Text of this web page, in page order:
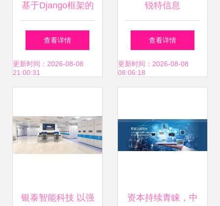
基于Django框架的
医院医患互动信息
服务系统设计与实
查看详情
更新时间：2026-08-08
21:00:31
锐特信息
SinoServices 赋能
智慧物流的系统集
查看详情
更新时间：2026-08-08
08:06:18
银泰智能科技 以强 资本持续青睐，中